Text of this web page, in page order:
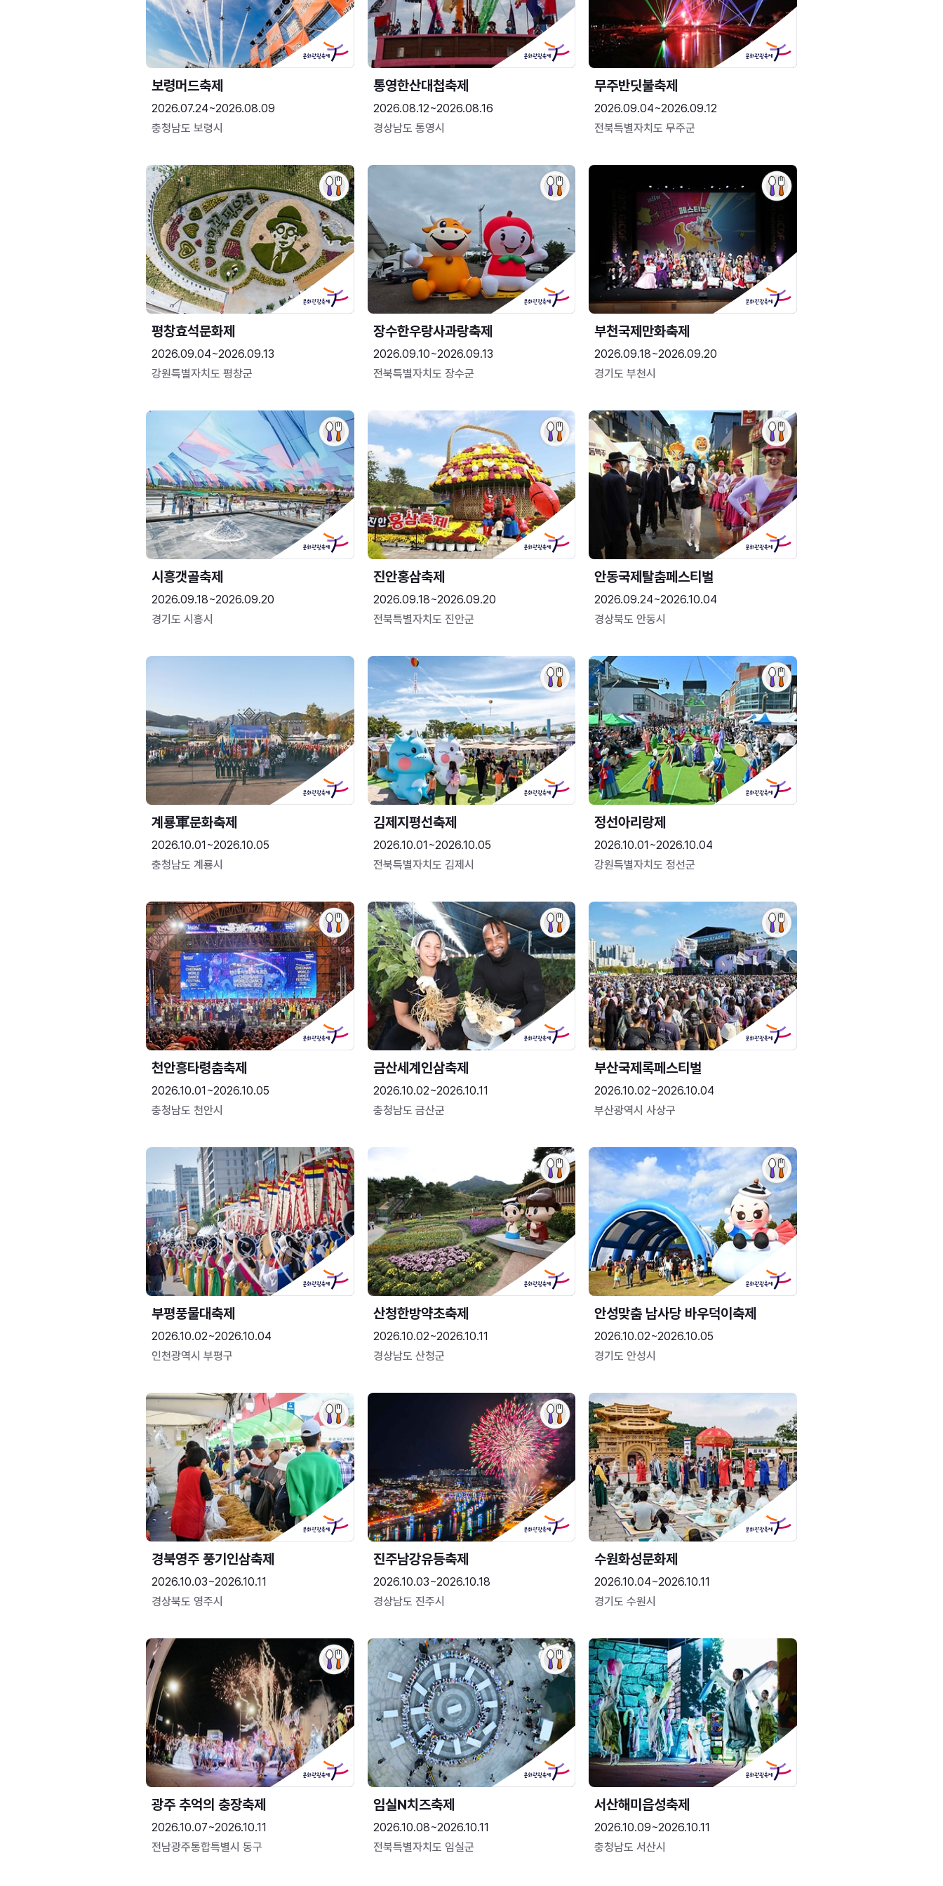
보령머드축제
2026.07.24~2026.08.09
충청남도 보령시
통영한산대첩축제
2026.08.12~2026.08.16
경상남도 통영시
무주반딧불축제
2026.09.04~2026.09.12
전북특별자치도 무주군
평창효석문화제
2026.09.04~2026.09.13
강원특별자치도 평창군
장수한우랑사과랑축제
2026.09.10~2026.09.13
전북특별자치도 장수군
부천국제만화축제
2026.09.18~2026.09.20
경기도 부천시
시흥갯골축제
2026.09.18~2026.09.20
경기도 시흥시
진안홍삼축제
2026.09.18~2026.09.20
전북특별자치도 진안군
안동국제탈춤페스티벌
2026.09.24~2026.10.04
경상북도 안동시
2026.10.01~2026.10.05
충청남도 계룡시
김제지평선축제
2026.10.01~2026.10.05
전북특별자치도 김제시
정선아리랑제
2026.10.01~2026.10.04
강원특별자치도 정선군
천안흥타령춤축제
2026.10.01~2026.10.05
충청남도 천안시
금산세계인삼축제
2026.10.02~2026.10.11
충청남도 금산군
부산국제록페스티벌
2026.10.02~2026.10.04
부산광역시 사상구
부평풍물대축제
2026.10.02~2026.10.04
인천광역시 부평구
산청한방약초축제
2026.10.02~2026.10.11
경상남도 산청군
안성맞춤 남사당 바우덕이축제
2026.10.02~2026.10.05
경기도 안성시
경북영주 풍기인삼축제
2026.10.03~2026.10.11
경상북도 영주시
진주남강유등축제
2026.10.03~2026.10.18
경상남도 진주시
수원화성문화제
2026.10.04~2026.10.11
경기도 수원시
광주 추억의 충장축제
2026.10.07~2026.10.11
전남광주통합특별시 동구
임실N치즈축제
2026.10.08~2026.10.11
전북특별자치도 임실군
서산해미읍성축제
2026.10.09~2026.10.11
충청남도 서산시